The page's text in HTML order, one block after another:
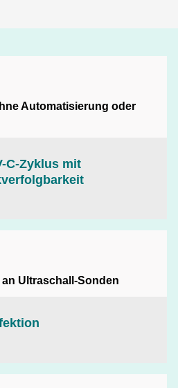
Automatisierung oder
C-Zyklus mit
Ultraschall-Sonden